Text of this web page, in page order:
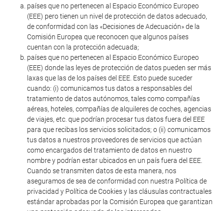
países que no pertenecen al Espacio Económico Europeo
(EEE) pero tienen un nivel de protección de datos adecuado,
de conformidad con las «Decisiones de Adecuación» de la
Comisión Europea que reconocen que algunos países
cuentan con la protección adecuada;
países que no pertenecen al Espacio Económico Europeo
(EEE) donde las leyes de protección de datos pueden ser más
laxas que las de los países del EEE. Esto puede suceder
cuando: (i) comunicamos tus datos a responsables del
tratamiento de datos autónomos, tales como compañías
aéreas, hoteles, compañías de alquileres de coches, agencias
de viajes, etc. que podrían procesar tus datos fuera del EEE
para que recibas los servicios solicitados; o (ii) comunicamos
tus datos a nuestros proveedores de servicios que actúan
como encargados del tratamiento de datos en nuestro
nombre y podrían estar ubicados en un país fuera del EEE.
Cuando se transmiten datos de esta manera, nos
aseguramos de sea de conformidad con nuestra Política de
privacidad y Política de Cookies y las cláusulas contractuales
estándar aprobadas por la Comisión Europea que garantizan